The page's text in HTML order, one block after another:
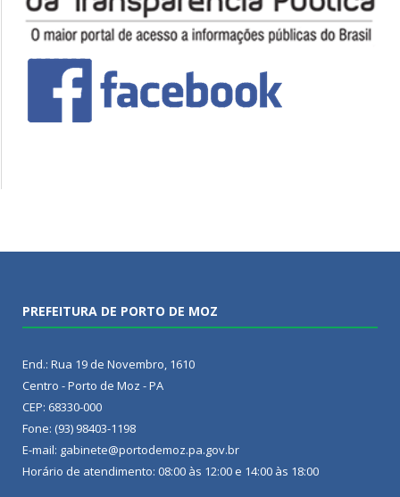
PREFEITURA DE PORTO DE MOZ
End.: Rua 19 de Novembro, 1610
Centro - Porto de Moz - PA
CEP: 68330-000
Fone: (93) 98403-1198
E-mail: gabinete@portodemoz.pa.gov.br
Horário de atendimento: 08:00 às 12:00 e 14:00 às 18:00